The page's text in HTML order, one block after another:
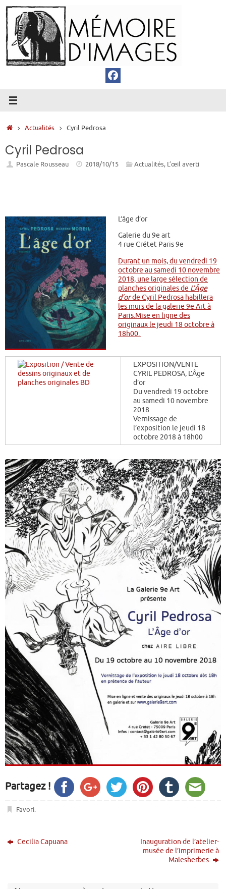
Passer
au
contenu
Accueil
Actualités Cyril Pedrosa
Cyril Pedrosa
Pascale Rousseau 2018/10/15 Actualités, L’œil averti
L’âge d’or
Galerie du 9e art
4 rue Crétet Paris 9e
EXPOSITION/VENTE
CYRIL PEDROSA, L’Âge
d’or
Du vendredi 19 octobre
au samedi 10 novembre
2018
Vernissage de
l’exposition le jeudi 18
octobre 2018 à 18h00
Durant un mois, du vendredi 19
octobre au samedi 10 novembre
2018, une large sélection de
planches originales de L’Âge
d’orde Cyril Pedrosa habillera
les murs de la galerie 9e Art à
Paris. Mise en ligne des
originaux le jeudi 18 octobre à
18h00.
Partagez !
Favori.
Cecilia Capuana
Inauguration de l’atelier-
musée de l’imprimerie à
Malesherbes